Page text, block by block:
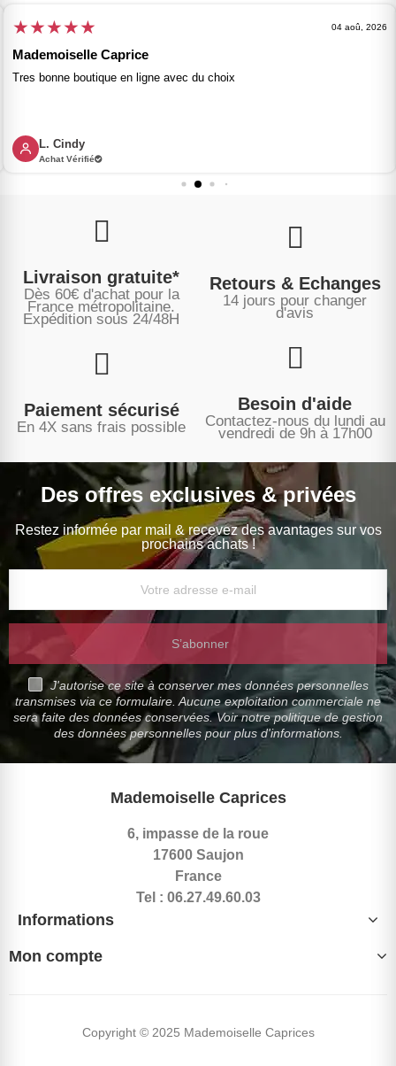
★★★★★ 04 aoû, 2026
Mademoiselle Caprice
Tres bonne boutique en ligne avec du choix
L. Cindy
Achat Vérifié
Livraison gratuite*
Dès 60€ d'achat pour la
France métropolitaine.
Expédition sous 24/48H
Retours & Echanges
14 jours pour changer
d'avis
Paiement sécurisé
En 4X sans frais possible
Besoin d'aide
Contactez-nous du lundi au
vendredi de 9h à 17h00
Des offres exclusives & privées
Restez informée par mail & recevez des avantages sur vos
prochains achats !
S’abonner
J'autorise ce site à conserver mes données personnelles
transmises via ce formulaire. Aucune exploitation commerciale ne
sera faite des données conservées. Voir notre politique de gestion
des données personnelles pour plus d'informations.
Mademoiselle Caprices
6, impasse de la roue
17600 Saujon
France
Tel : 06.27.49.60.03
Informations
Mon compte
Copyright © 2025 Mademoiselle Caprices